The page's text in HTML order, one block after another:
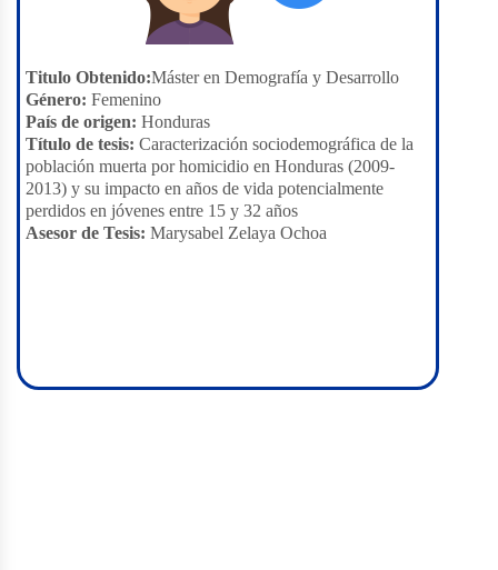
Titulo Obtenido:Máster en Demografía y Desarrollo
Género: Femenino
País de origen: Honduras
Título de tesis: Caracterización sociodemográfica de la
población muerta por homicidio en Honduras (2009-
2013) y su impacto en años de vida potencialmente
perdidos en jóvenes entre 15 y 32 años
Asesor de Tesis: Marysabel Zelaya Ochoa